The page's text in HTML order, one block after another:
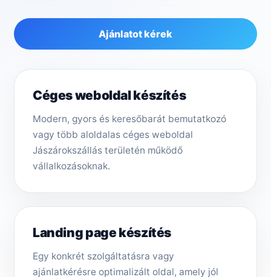
Ajánlatot kérek
Céges weboldal készítés
Modern, gyors és keresőbarát bemutatkozó
vagy több aloldalas céges weboldal
Jászárokszállás területén működő
vállalkozásoknak.
Landing page készítés
Egy konkrét szolgáltatásra vagy
ajánlatkérésre optimalizált oldal, amely jól